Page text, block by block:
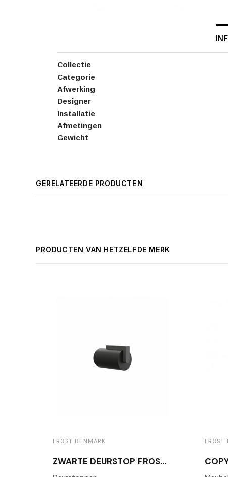
Collectie
Categorie
Afwerking
Designer
Installatie
Afmetingen
Gewicht
GERELATEERDE PRODUCTEN
PRODUCTEN VAN HETZELFDE MERK
FROST DENMARK
ZWARTE DEURSTOP FROST N1931B
FROST